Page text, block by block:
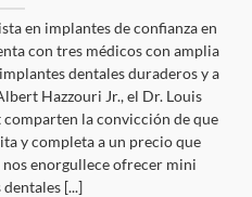
en implantes de confianza en
con tres médicos con amplia
dentales duraderos y a
Hazzouri Jr., el Dr. Louis
la convicción de que
y completa a un precio que
enorgullece ofrecer mini
[...]